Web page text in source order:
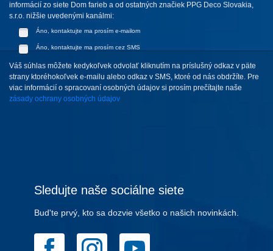
informácií zo siete Dom farieb a od ostatných značiek PPG Deco Slovakia,
s.r.o. nižšie uvedenými kanálmi:
Áno, kontaktujte ma prosím e-mailom
Áno, kontaktujte ma prosím cez SMS
Váš súhlas môžete kedykoľvek odvolať kliknutím na príslušný odkaz v päte
strany ktoréhokoľvek e-mailu alebo odkaz v SMS, ktoré od nás obdržíte. Pre
viac informácií o spracovaní osobných údajov si prosím prečítajte naše
zásady ochrany osobných údajov
Sledujte naše sociálne siete
Bud'te prvý, kto sa dozvie všetko o našich novinkách.